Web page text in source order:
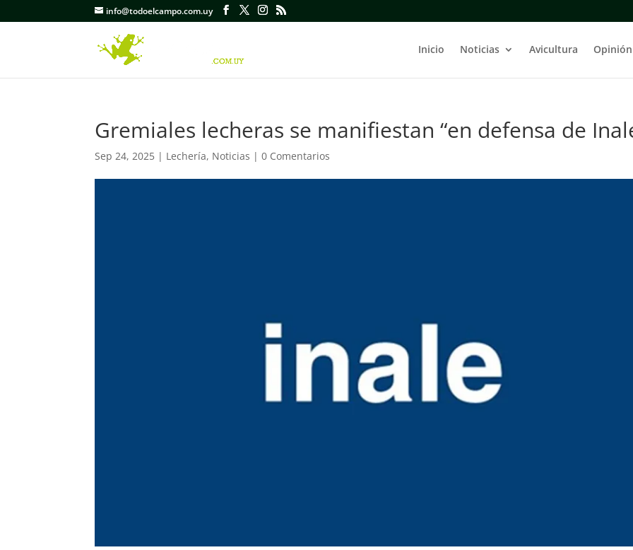
info@todoelcampo.com.uy
Inicio Noticias Avicultura Opinión
Gremiales lecheras se manifiestan “en defensa de
Sep 24, 2025 | Lechería, Noticias |0 Comentarios